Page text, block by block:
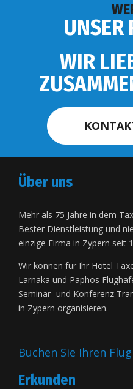
UNSER
WIR
Über uns
Mehr als 75 Jahre in dem
Bester Dienstleistung und
einzige Firma in Zypern seit
Wir können für Ihr Hotel
Larnaka und Paphos
Seminar- und Konferenz
in Zypern organisieren.
Buchen Sie Ihren
Erkunden